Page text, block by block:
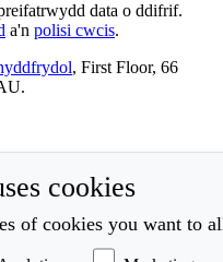
data o ddifrif.
a'n polisi cwcis.
, First Floor, 66
cookies
of cookies you want to